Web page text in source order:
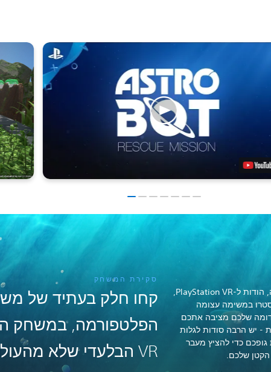
סקירת המשחק
קחו חלק בעתיד של
VR הבלעדי שלא מהעולם הזה.
קבלו נקודת מבט חדשה על משחקי פלטפורמה, הודות ל-PlayStation VR,
במשימה עצומה
שלכם מציבה אתכם
- יש הרבה סודות לגלות
כדי להציץ מעבר
הקטן שלכם.